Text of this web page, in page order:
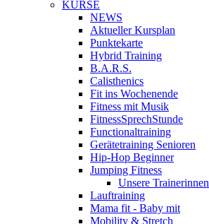
KURSE
NEWS
Aktueller Kursplan
Punktekarte
Hybrid Training
B.A.R.S.
Calisthenics
Fit ins Wochenende
Fitness mit Musik
FitnessSprechStunde
Functionaltraining
Gerätetraining Senioren
Hip-Hop Beginner
Jumping Fitness
Unsere Trainerinnen
Lauftraining
Mama fit - Baby mit
Mobility & Stretch